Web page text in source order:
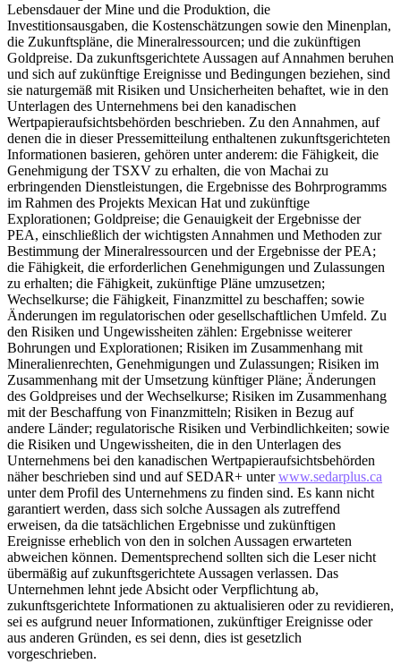
Lebensdauer der Mine und die Produktion, die
Investitionsausgaben, die Kostenschätzungen sowie den Minenplan,
die Zukunftspläne, die Mineralressourcen; und die zukünftigen
Goldpreise. Da zukunftsgerichtete Aussagen auf Annahmen beruhen
und sich auf zukünftige Ereignisse und Bedingungen beziehen, sind
sie naturgemäß mit Risiken und Unsicherheiten behaftet, wie in den
Unterlagen des Unternehmens bei den kanadischen
Wertpapieraufsichtsbehörden beschrieben. Zu den Annahmen, auf
denen die in dieser Pressemitteilung enthaltenen zukunftsgerichteten
Informationen basieren, gehören unter anderem: die Fähigkeit, die
Genehmigung der TSXV zu erhalten, die von Machai zu
erbringenden Dienstleistungen, die Ergebnisse des Bohrprogramms
im Rahmen des Projekts Mexican Hat und zukünftige
Explorationen; Goldpreise; die Genauigkeit der Ergebnisse der
PEA, einschließlich der wichtigsten Annahmen und Methoden zur
Bestimmung der Mineralressourcen und der Ergebnisse der PEA;
die Fähigkeit, die erforderlichen Genehmigungen und Zulassungen
zu erhalten; die Fähigkeit, zukünftige Pläne umzusetzen;
Wechselkurse; die Fähigkeit, Finanzmittel zu beschaffen; sowie
Änderungen im regulatorischen oder gesellschaftlichen Umfeld. Zu
den Risiken und Ungewissheiten zählen: Ergebnisse weiterer
Bohrungen und Explorationen; Risiken im Zusammenhang mit
Mineralienrechten, Genehmigungen und Zulassungen; Risiken im
Zusammenhang mit der Umsetzung künftiger Pläne; Änderungen
des Goldpreises und der Wechselkurse; Risiken im Zusammenhang
mit der Beschaffung von Finanzmitteln; Risiken in Bezug auf
andere Länder; regulatorische Risiken und Verbindlichkeiten; sowie
die Risiken und Ungewissheiten, die in den Unterlagen des
Unternehmens bei den kanadischen Wertpapieraufsichtsbehörden
näher beschrieben sind und auf SEDAR+ unterwww.sedarplus.ca
unter dem Profil des Unternehmens zu finden sind. Es kann nicht
garantiert werden, dass sich solche Aussagen als zutreffend
erweisen, da die tatsächlichen Ergebnisse und zukünftigen
Ereignisse erheblich von den in solchen Aussagen erwarteten
abweichen können. Dementsprechend sollten sich die Leser nicht
übermäßig auf zukunftsgerichtete Aussagen verlassen. Das
Unternehmen lehnt jede Absicht oder Verpflichtung ab,
zukunftsgerichtete Informationen zu aktualisieren oder zu revidieren,
sei es aufgrund neuer Informationen, zukünftiger Ereignisse oder
aus anderen Gründen, es sei denn, dies ist gesetzlich
vorgeschrieben.